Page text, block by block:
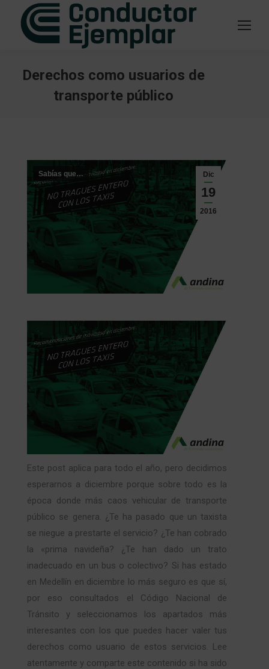
Derechos como usuarios de
transporte público
Dic
19
2016
Sabías que…
Este post aplica para todo el año, pero decidimos
esperarnos a diciembre porque sobre todo es la
época donde más caos vehicular de transporte
público se genera. ¿Te ha pasado que un taxista
se niegue a prestarte el servicio? ¿Te han cobrado
la «prima navideña? ¿Te han dado un trato
inadecuado en un bus o colectivo? Si has estado
en Medellín en diciembre lo más seguro es que sí,
por eso consultados el Código Nacional de
Tránsito y seleccionamos los apartados más
interesantes con los que puedes hacer valer tus
derechos como usuario de estos servicios. Lee
atentamente y comparte este contenido si ha sido